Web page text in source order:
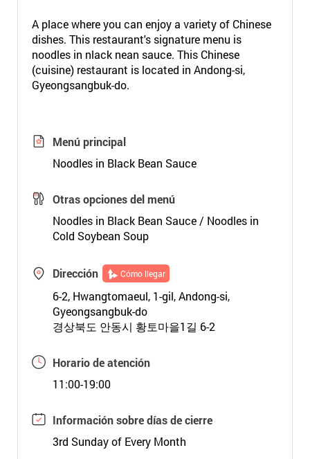
A place where you can enjoy a variety of Chinese
dishes. This restaurant's signature menu is
noodles in nlack nean sauce. This Chinese
(cuisine) restaurant is located in Andong-si,
Gyeongsangbuk-do.
Menú principal
Noodles in Black Bean Sauce
Otras opciones del menú
Noodles in Black Bean Sauce / Noodles in
Cold Soybean Soup
Dirección Cómo llegar
6-2, Hwangtomaeul, 1-gil, Andong-si,
Gyeongsangbuk-do
경상북도 안동시 황토마을1길 6-2
Horario de atención
11:00-19:00
Información sobre días de cierre
3rd Sunday of Every Month